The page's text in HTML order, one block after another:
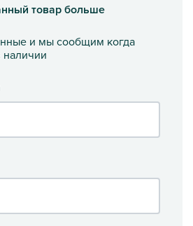
товар больше
и мы сообщим когда
наличии